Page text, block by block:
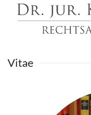
Skip to main content
Vitae